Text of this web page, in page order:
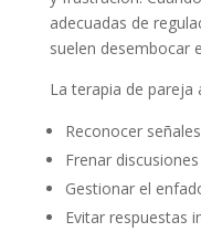
adecuadas de
suelen desembocar
La terapia de pareja
Reconocer
Frenar
Gestionar el
Evitar respuestas